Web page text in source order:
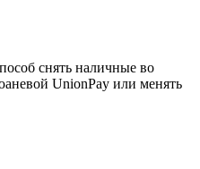
снять наличные во
UnionPay или менять